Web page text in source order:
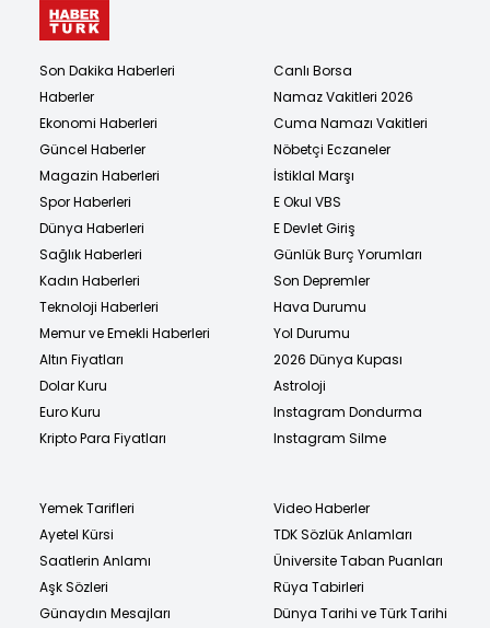
Son Dakika Haberleri
Haberler
Ekonomi Haberleri
Güncel Haberler
Magazin Haberleri
Spor Haberleri
Dünya Haberleri
Sağlık Haberleri
Kadın Haberleri
Teknoloji Haberleri
Memur ve Emekli Haberleri
Altın Fiyatları
Dolar Kuru
Euro Kuru
Kripto Para Fiyatları
Canlı Borsa
Namaz Vakitleri 2026
Cuma Namazı Vakitleri
Nöbetçi Eczaneler
İstiklal Marşı
E Okul VBS
E Devlet Giriş
Günlük Burç Yorumları
Son Depremler
Hava Durumu
Yol Durumu
2026 Dünya Kupası
Astroloji
Instagram Dondurma
Instagram Silme
Yemek Tarifleri
Ayetel Kürsi
Saatlerin Anlamı
Aşk Sözleri
Günaydın Mesajları
Video Haberler
TDK Sözlük Anlamları
Üniversite Taban Puanları
Rüya Tabirleri
Dünya Tarihi ve Türk Tarihi